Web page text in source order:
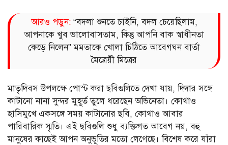
আরও পড়ুন: “বদলা শুনতে চাইনি, বদল চেয়েছিলাম,
আপনাকে খুব ভালোবাসতাম, কিন্তু আপনি বাক স্বাধীনতা
কেড়ে নিলেন” মমতাকে খোলা চিঠিতে আবেগঘন বার্তা
মৈত্রেয়ী মিত্রের
মাতৃদিবস উপলক্ষে পোস্ট করা ছবিগুলিতে দেখা যায়, দিদার সঙ্গে
কাটানো নানা সুন্দর মুহূর্ত তুলে ধরেছেন অভিনেতা। কোথাও
হাসিমুখে একসঙ্গে সময় কাটানোর ছবি, কোথাও আবার
পারিবারিক স্মৃতি। এই ছবিগুলি শুধু ব্যক্তিগত আবেগ নয়, বহু
মানুষের কাছেই আপন অনুভূতির মতো লেগেছে। বিশেষ করে যাঁরা